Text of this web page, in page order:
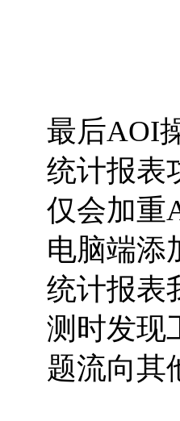
最后AOI
统计报表
仅会加重
电脑端添
统计报表
测时发现
题流向其